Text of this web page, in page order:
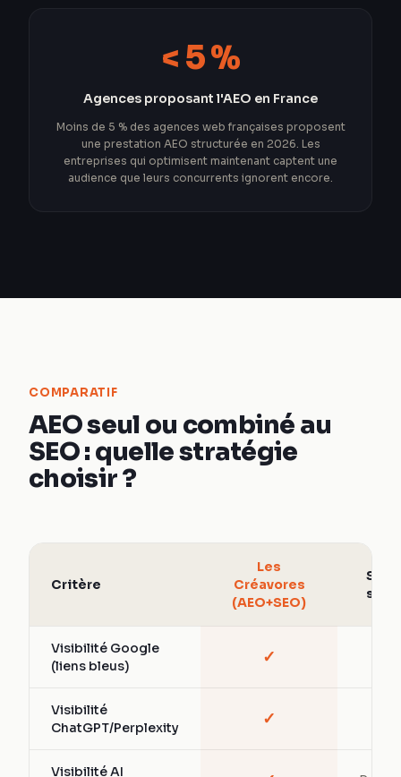
< 5 %
Agences proposant l'AEO en France
Moins de 5 % des agences web françaises proposent
une prestation AEO structurée en 2026. Les
entreprises qui optimisent maintenant captent une
audience que leurs concurrents ignorent encore.
COMPARATIF
AEO seul ou combiné au
SEO : quelle stratégie
choisir ?
Critère
Les
Créavores
(AEO+SEO)
SEO
seul
Visibilité Google
(liens bleus)
✓
Visibilité
ChatGPT/Perplexity
✓
Visibilité AI